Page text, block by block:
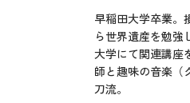
早稲田大学卒業。
ら世界遺産を勉強
大学にて関連講座
師と趣味の音楽（
刀流。